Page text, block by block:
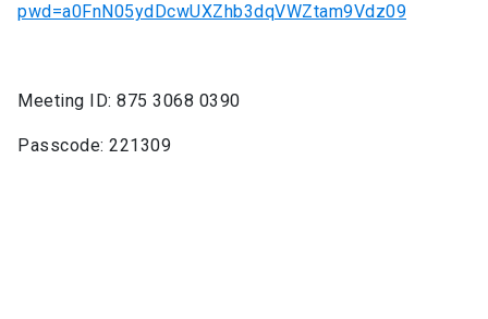
pwd=a0FnN05ydDcwUXZhb3dqVWZtam9Vdz09
Meeting ID: 875 3068 0390
Passcode: 221309